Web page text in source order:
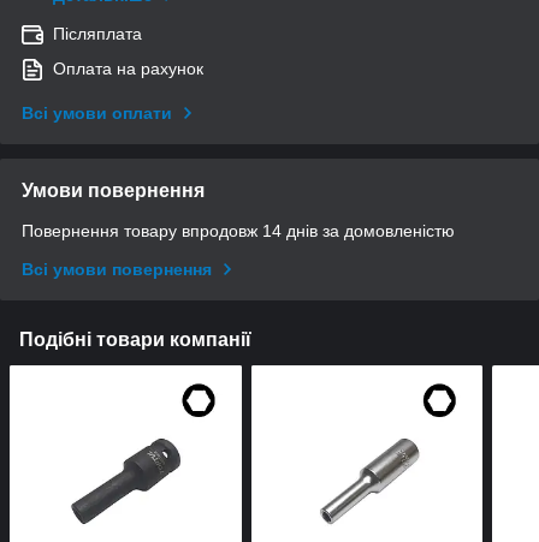
Післяплата
Оплата на рахунок
Всі умови оплати
Умови повернення
Повернення товару впродовж 14 днів за домовленістю
Всі умови повернення
Подібні товари компанії